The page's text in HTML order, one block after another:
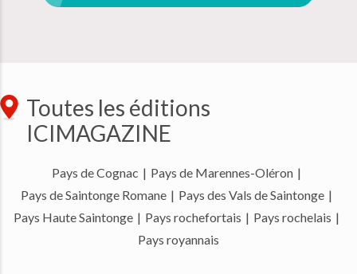
Toutes les éditions
ICIMAGAZINE
Pays de Cognac | Pays de Marennes-Oléron |
Pays de Saintonge Romane | Pays des Vals de Saintonge |
Pays Haute Saintonge | Pays rochefortais | Pays rochelais |
Pays royannais